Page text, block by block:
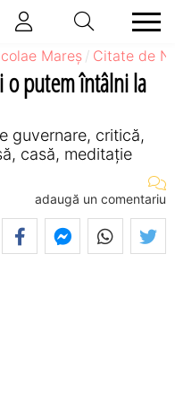
Mareș Citate de
o putem întâlni la
guvernare, critică,
casă, meditație
adaugă un comentariu